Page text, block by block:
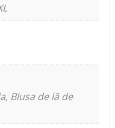
Blusa de lã de